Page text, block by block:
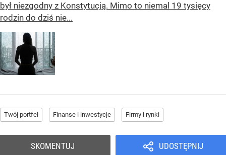
był niezgodny z Konstytucją. Mimo to niemal 19 tysięcy
rodzin do dziś nie...
Twój portfel Finanse i inwestycje Firmy i rynki
UDOSTĘPNIJ
SKOMENTUJ